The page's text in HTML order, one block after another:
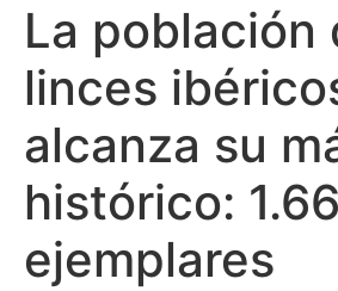
La población
linces
alcanza su
histórico:
ejemplares